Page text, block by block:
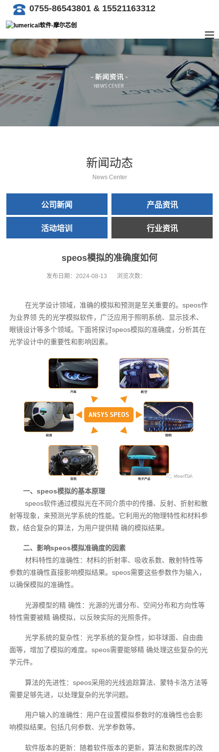
0755-86543801 & 15521163312
新闻动态
News Center
公司新闻 产品资讯
活动培训 行业资讯
speos模拟的准确度如何
发布日期： 2024-08-13 浏览次数：
在光学设计领域，准确的模拟和预测是至关重要的。speos作
为业界领 先的光学模拟软件，广泛应用于照明系统、显示技术、
眼镜设计等多个领域。下面将探讨speos模拟的准确度，分析其在
光学设计中的重要性和影响因素。
一、speos模拟的基本原理
speos软件通过模拟光在不同介质中的传播、反射、折射和散
射等现象，来预测光学系统的性能。它利用光的物理特性和材料参
数，结合复杂的算法，为用户提供精 确的模拟结果。
二、影响speos模拟准确度的因素
材料特性的准确性：材料的折射率、吸收系数、散射特性等
参数的准确性直接影响模拟结果。speos需要这些参数作为输入，
以确保模拟的准确性。
光源模型的精 确性：光源的光谱分布、空间分布和方向性等
特性需要被精 确模拟，以反映实际的光照条件。
光学系统的复杂性：光学系统的复杂性，如非球面、自由曲
面等，增加了模拟的难度。speos需要能够精 确处理这些复杂的光
学元件。
算法的先进性：speos采用的光线追踪算法、蒙特卡洛方法等
需要足够先进，以处理复杂的光学问题。
用户输入的准确性：用户在设置模拟参数时的准确性也会影
响模拟结果。包括几何参数、光学参数等。
软件版本的更新：随着软件版本的更新，算法和数据库的改